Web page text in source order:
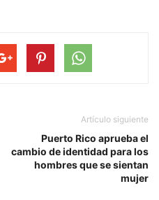
Artículo siguiente
Puerto Rico aprueba el
cambio de identidad para los
hombres que se sientan
mujer